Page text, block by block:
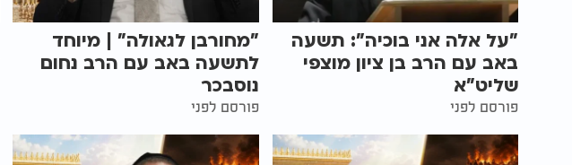
"על אלה אני בוכיה": תשעה
באב עם הרב בן ציון מוצפי
שליט"א
פורסם לפני
"מחורבן לגאולה" | מיוחד
לתשעה באב עם הרב נחום
נוסבכר
פורסם לפני